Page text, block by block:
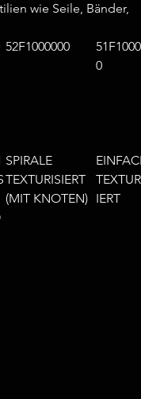
wie Seile, Bänder,
52F1000000
0
SPIRALE
TEXTURISIERT
(MIT KNOTEN) IERT